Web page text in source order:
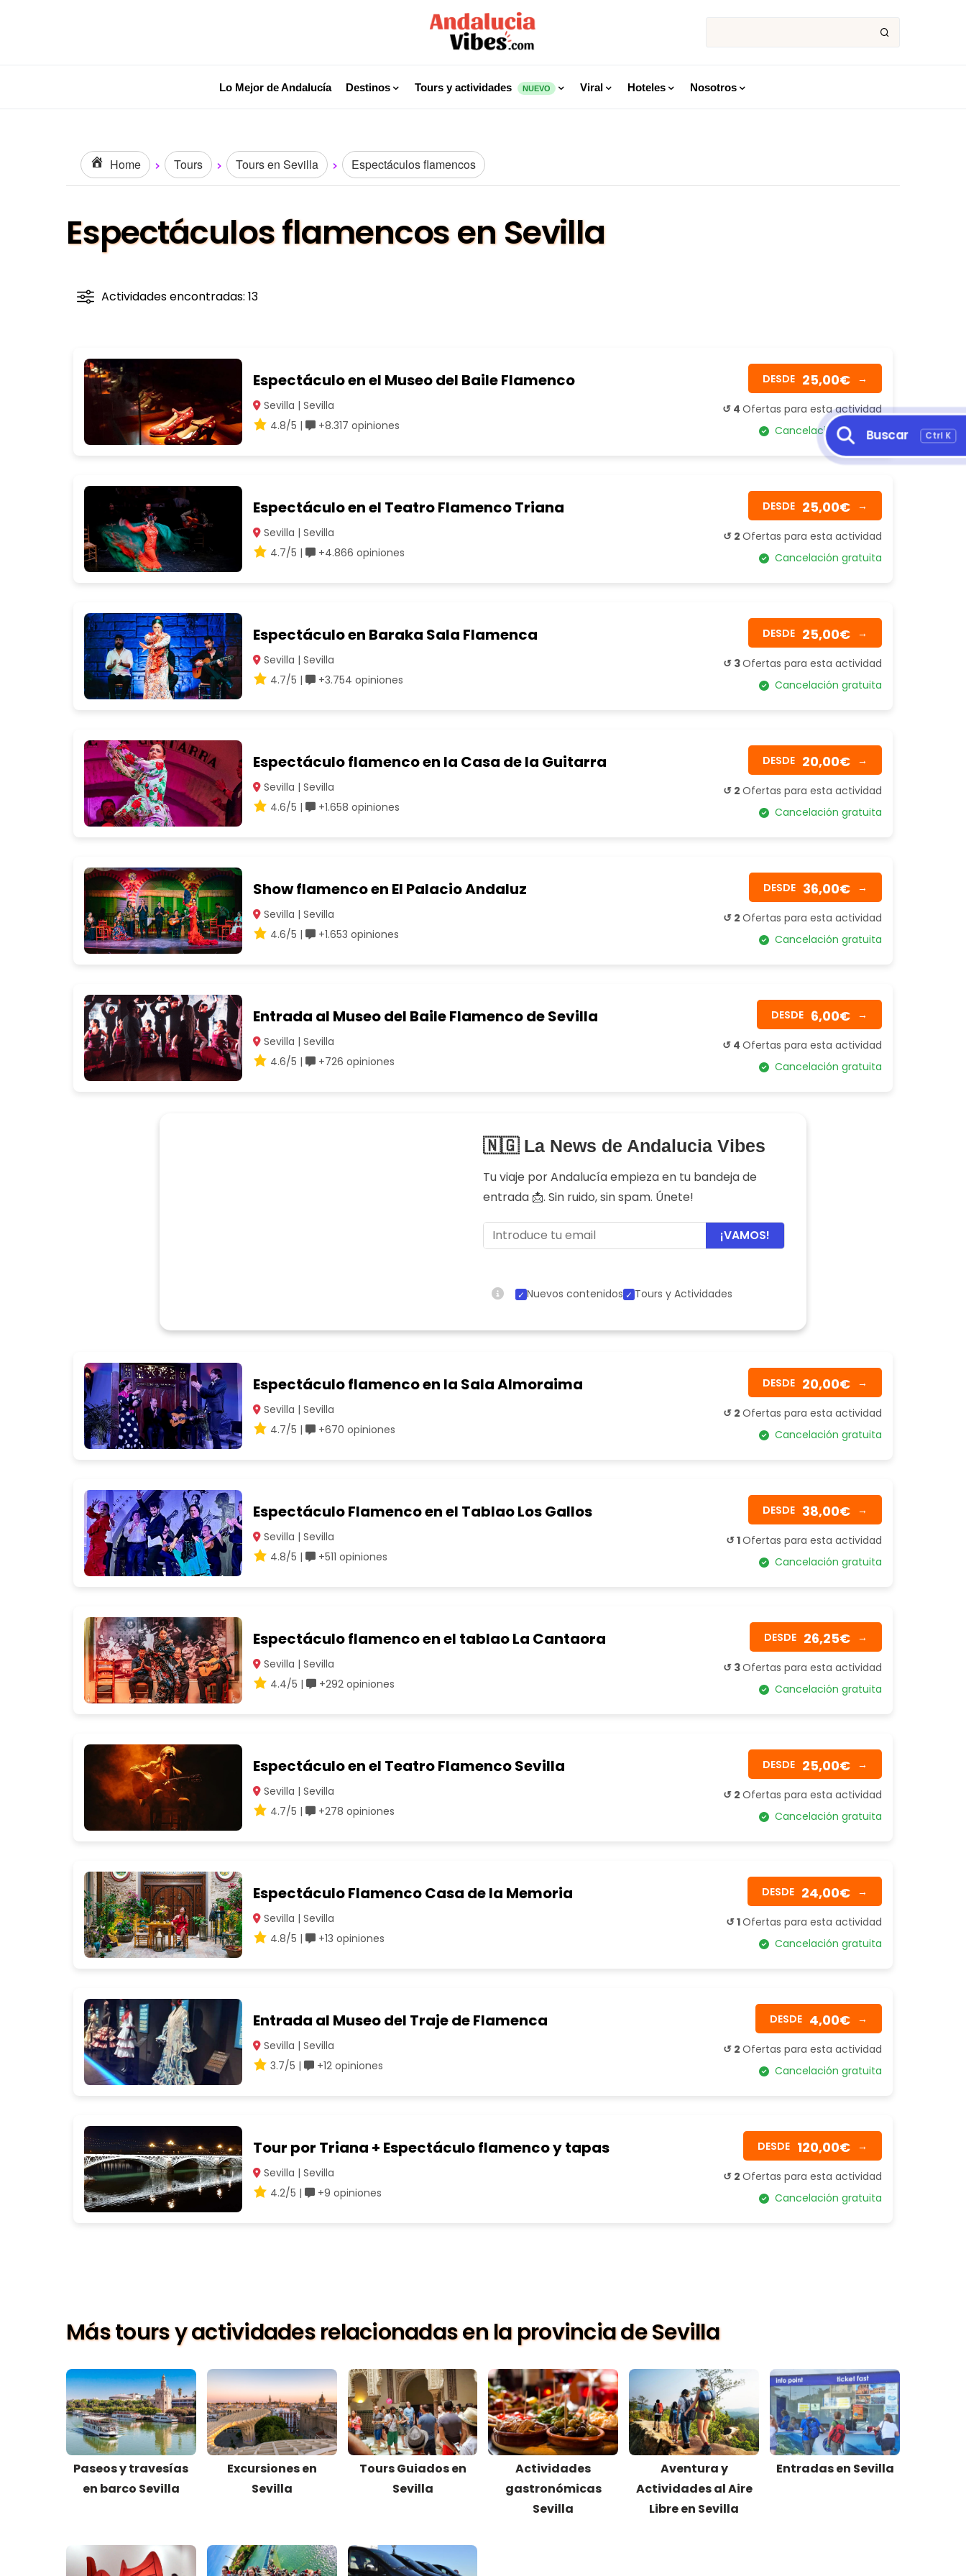
Lo Mejor de Andalucía Destinos Tours y actividades NUEVO Viral Hoteles Nosotros
Home Tours Tours en Sevilla Espectáculos flamencos
Espectáculos flamencos en Sevilla
Actividades encontradas: 13
Espectáculo en el Museo del Baile Flamenco
Sevilla | Sevilla
4.8/5 |
+8.317 opiniones
DESDE 25,00€ →
↺ 4 Ofertas para esta actividad
Cancelación gratuita
Espectáculo en el Teatro Flamenco Triana
Sevilla | Sevilla
4.7/5 |
+4.866 opiniones
DESDE 25,00€ →
↺ 2 Ofertas para esta actividad
Cancelación gratuita
Espectáculo en Baraka Sala Flamenca
Sevilla | Sevilla
4.7/5 |
+3.754 opiniones
DESDE 25,00€ →
↺ 3Ofertas para esta actividad
Cancelación gratuita
Espectáculo flamenco en la Casa de la Guitarra
Sevilla | Sevilla
4.6/5 |
+1.658 opiniones
DESDE 20,00€ →
↺ 2 Ofertas para esta actividad
Cancelación gratuita
Show flamenco en El Palacio Andaluz
Sevilla | Sevilla
4.6/5 |
+1.653 opiniones
DESDE 36,00€ →
↺ 2 Ofertas para esta actividad
Cancelación gratuita
Entrada al Museo del Baile Flamenco de Sevilla
Sevilla | Sevilla
4.6/5 |
+726 opiniones
DESDE 6,00€ →
↺ 4 Ofertas para esta actividad
Cancelación gratuita
🇳🇬 La News de Andalucia Vibes
Tu viaje por Andalucía empieza en tu bandeja de
entrada 📩. Sin ruido, sin spam. Únete!
¡VAMOS!
Nuevos contenidos Tours y Actividades
Espectáculo flamenco en la Sala Almoraima
Sevilla | Sevilla
4.7/5 |
+670 opiniones
DESDE 20,00€ →
↺ 2 Ofertas para esta actividad
Cancelación gratuita
Espectáculo Flamenco en el Tablao Los Gallos
Sevilla | Sevilla
4.8/5 |
+511 opiniones
DESDE 38,00€ →
↺ 1Ofertas para esta actividad
Cancelación gratuita
Espectáculo flamenco en el tablao La Cantaora
Sevilla | Sevilla
4.4/5 |
+292 opiniones
DESDE 26,25€ →
↺ 3Ofertas para esta actividad
Cancelación gratuita
Espectáculo en el Teatro Flamenco Sevilla
Sevilla | Sevilla
4.7/5 |
+278 opiniones
DESDE 25,00€ →
↺ 2 Ofertas para esta actividad
Cancelación gratuita
Espectáculo Flamenco Casa de la Memoria
Sevilla | Sevilla
4.8/5 |
+13 opiniones
DESDE 24,00€ →
↺ 1Ofertas para esta actividad
Cancelación gratuita
Entrada al Museo del Traje de Flamenca
Sevilla | Sevilla
3.7/5 |
+12 opiniones
DESDE 4,00€ →
↺ 2 Ofertas para esta actividad
Cancelación gratuita
Tour por Triana + Espectáculo flamenco y tapas
Sevilla | Sevilla
4.2/5 |
+9 opiniones
DESDE 120,00€ →
↺ 2 Ofertas para esta actividad
Cancelación gratuita
Más tours y actividades relacionadas en la provincia de Sevilla
Paseos y travesías
en barco Sevilla
Excursiones en
Sevilla
Tours Guiados en
Sevilla
Actividades
gastronómicas
Sevilla
Aventura y
Actividades al Aire
Libre en Sevilla
Entradas en Sevilla
Buscar Ctrl K